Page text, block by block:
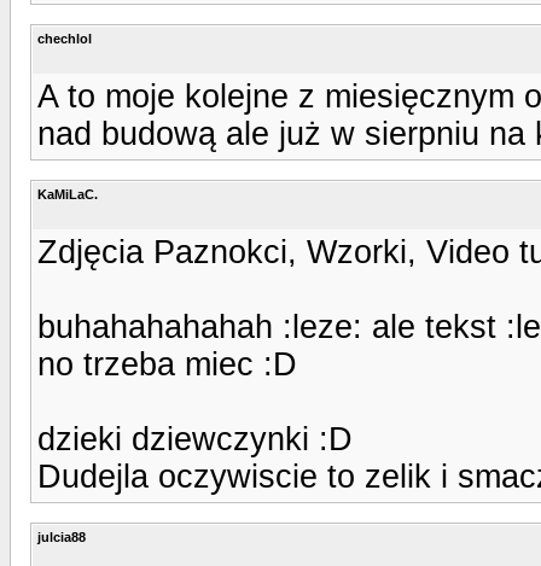
chechlol
A to moje kolejne z miesięcznym
nad budową ale już w sierpniu
KaMiLaC.
Zdjęcia Paznokci, Wzorki, Video
buhahahahahah :leze: ale tekst
no trzeba miec :D
dzieki dziewczynki :D
Dudejla oczywiscie to zelik i
julcia88